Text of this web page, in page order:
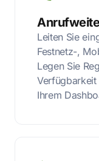
Leiten Sie
Festnetz-,
Legen Sie
Ihrem